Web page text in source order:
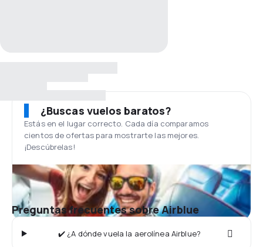
¿Buscas vuelos baratos?
Estás en el lugar correcto. Cada día comparamos
cientos de ofertas para mostrarte las mejores.
¡Descúbrelas!
Preguntas frecuentes sobre Airblue
✔️ ¿A dónde vuela la aerolínea Airblue?